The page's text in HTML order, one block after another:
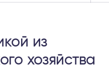
из
хозяйства